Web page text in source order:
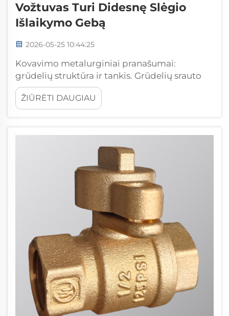
Vožtuvas Turi Didesnę Slėgio
Išlaikymo Gebą
2026-05-25 10:44:25
Kovavimo metalurginiai pranašumai:
grūdelių struktūra ir tankis. Grūdelių srauto
orientacija padidina kryptinę stiprybę
variniame kovotame rutuliniame vožtuve.
Skirtingai nuo liejimo – kur skystas metalas
orientacija – kovavimas ...
ŽIŪRĖTI DAUGIAU